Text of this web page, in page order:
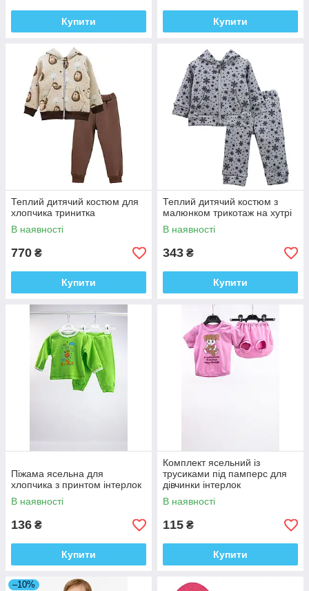
Купити Купити
Теплий дитячий костюм для
хлопчика тринитка
В наявності
770 ₴
Купити
Теплий дитячий костюм з
малюнком трикотаж на хутрі
В наявності
343 ₴
Купити
Піжама ясельна для
хлопчика з принтом інтерлок
В наявності
136 ₴
Купити
Комплект ясельний із
трусиками під памперс для
дівчинки інтерлок
В наявності
115 ₴
Купити
–10%